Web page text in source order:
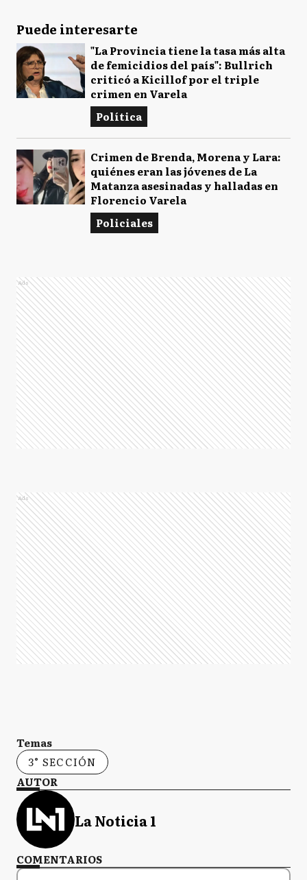
Puede interesarte
"La Provincia tiene la tasa más alta
de femicidios del país": Bullrich
criticó a Kicillof por el triple
crimen en Varela
Política
Crimen de Brenda, Morena y Lara:
quiénes eran las jóvenes de La
Matanza asesinadas y halladas en
Florencio Varela
Policiales
Ads
Ads
Temas
3° SECCIÓN
AUTOR
La Noticia 1
COMENTARIOS